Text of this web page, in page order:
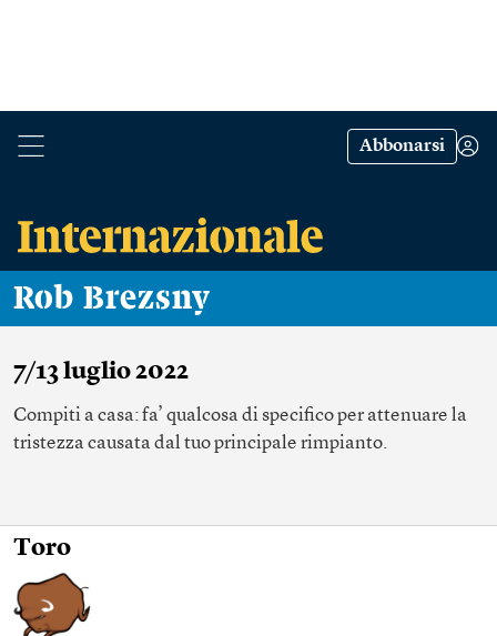
Abbonarsi
Rob Brezsny
7/13 luglio 2022
Compiti a casa: fa’ qualcosa di specifico per attenuare la
tristezza causata dal tuo principale rimpianto.
Toro